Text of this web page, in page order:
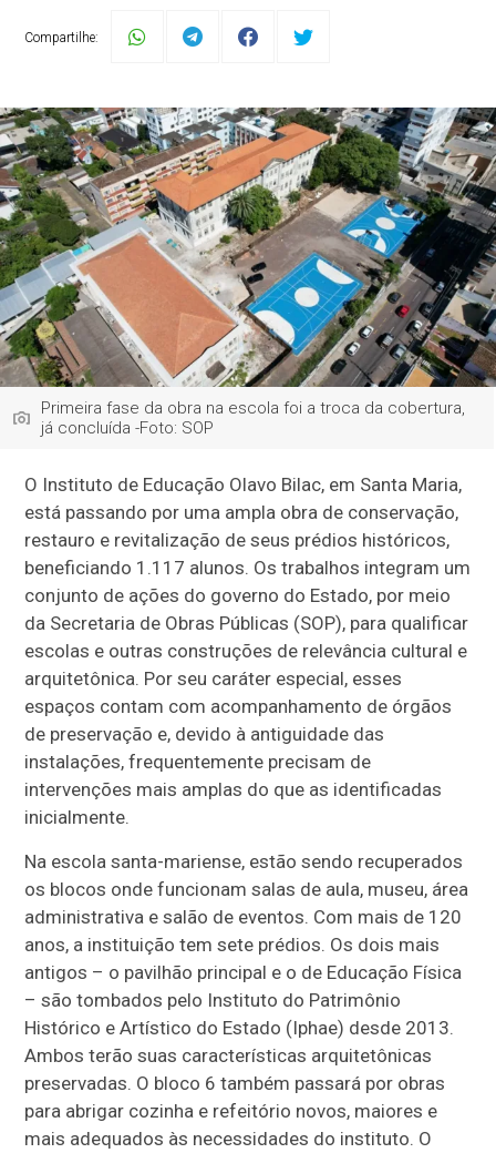
Compartilhe:
Primeira fase da obra na escola foi a troca da cobertura,
já concluída -Foto: SOP
O Instituto de Educação Olavo Bilac, em Santa Maria,
está passando por uma ampla obra de conservação,
restauro e revitalização de seus prédios históricos,
beneficiando 1.117 alunos. Os trabalhos integram um
conjunto de ações do governo do Estado, por meio
da Secretaria de Obras Públicas (SOP), para qualificar
escolas e outras construções de relevância cultural e
arquitetônica. Por seu caráter especial, esses
espaços contam com acompanhamento de órgãos
de preservação e, devido à antiguidade das
instalações, frequentemente precisam de
intervenções mais amplas do que as identificadas
inicialmente.
Na escola santa-mariense, estão sendo recuperados
os blocos onde funcionam salas de aula, museu, área
administrativa e salão de eventos. Com mais de 120
anos, a instituição tem sete prédios. Os dois mais
antigos – o pavilhão principal e o de Educação Física
– são tombados pelo Instituto do Patrimônio
Histórico e Artístico do Estado (Iphae) desde 2013.
Ambos terão suas características arquitetônicas
preservadas. O bloco 6 também passará por obras
para abrigar cozinha e refeitório novos, maiores e
mais adequados às necessidades do instituto. O